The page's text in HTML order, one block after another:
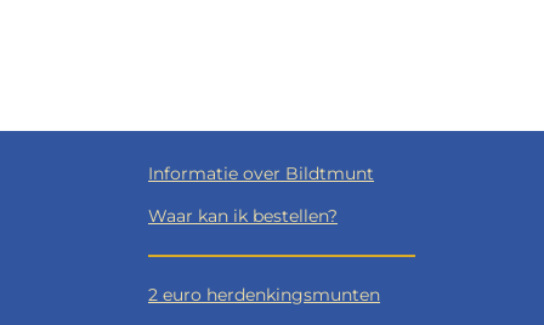
Informatie over Bildtmunt
Waar kan ik bestellen?
2 euro herdenkingsmunten